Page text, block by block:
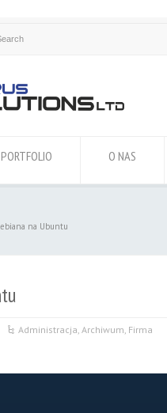
PORTFOLIO O NAS
na Ubuntu
Administracja, Archiwum, Firma